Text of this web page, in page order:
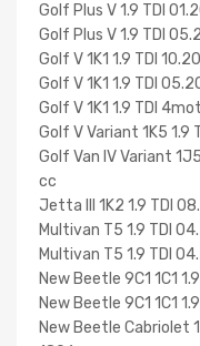
Golf Plus V 1.9 TDI
Golf Plus V 1.9 TDI
Golf V 1K1 1.9 TDI
Golf V 1K1 1.9 TDI
Golf V 1K1 1.9 TDI
Golf V Variant 1K5 1.9
Golf Van IV Variant
cc
Jetta III 1K2 1.9 TDI
Multivan T5 1.9 TDI
Multivan T5 1.9 TDI
New Beetle 9C1 1C1
New Beetle 9C1 1C1
New Beetle Cabriolet